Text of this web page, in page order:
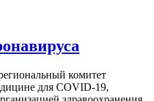
комитет
для COVID-19,